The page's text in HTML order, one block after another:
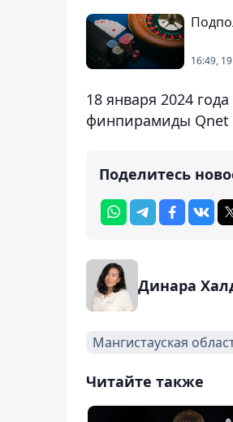
16:49,
18 января 2024
финпирамиды Qnet
Поделитесь
Динара
Мангистауская
Читайте также